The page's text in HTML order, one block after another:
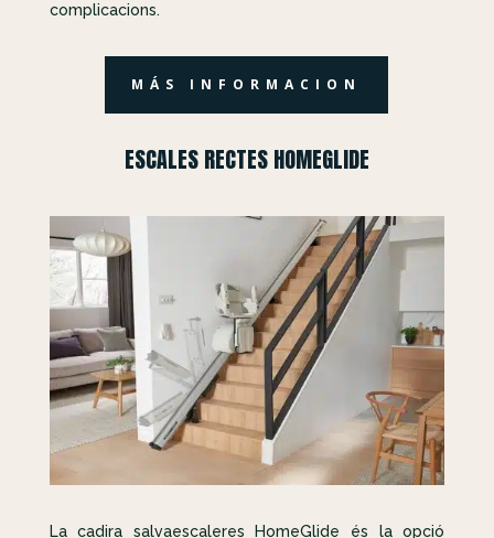
complicacions.
MÁS INFORMACION
ESCALES RECTES HOMEGLIDE
La cadira salvaescaleres HomeGlide és la opció